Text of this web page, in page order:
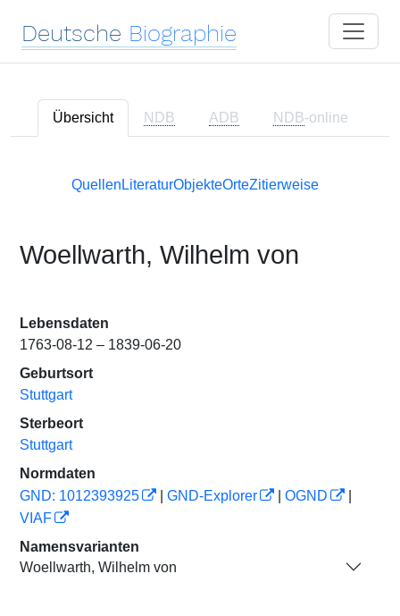
Deutsche Biographie
Übersicht NDB ADB NDB-online
Quellen LiteraturObjekteOrteZitierweise
Woellwarth, Wilhelm von
Lebensdaten
1763-08-12 – 1839-06-20
Geburtsort
Stuttgart
Sterbeort
Stuttgart
Normdaten
GND: 1012393925
GND-Explorer OGND
VIAF
Namensvarianten
Woellwarth, Wilhelm von